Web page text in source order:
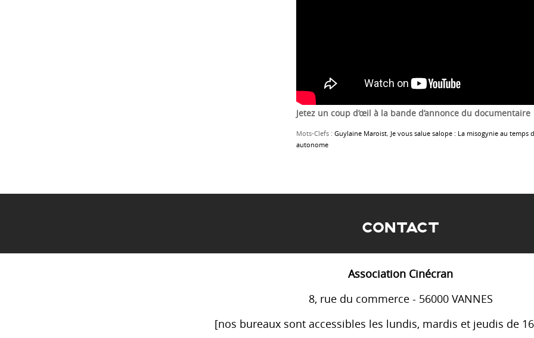
Jetez un coup d’œil à la bande d’annonce du documentaire
Mots-Clefs : Guylaine Maroist, Je vous salue salope : La misogynie au temps
autonome
CONTACT
Association Cinécran
8, rue du commerce - 56000 VANNES
[nos bureaux sont accessibles les lundis, mardis et jeudis de